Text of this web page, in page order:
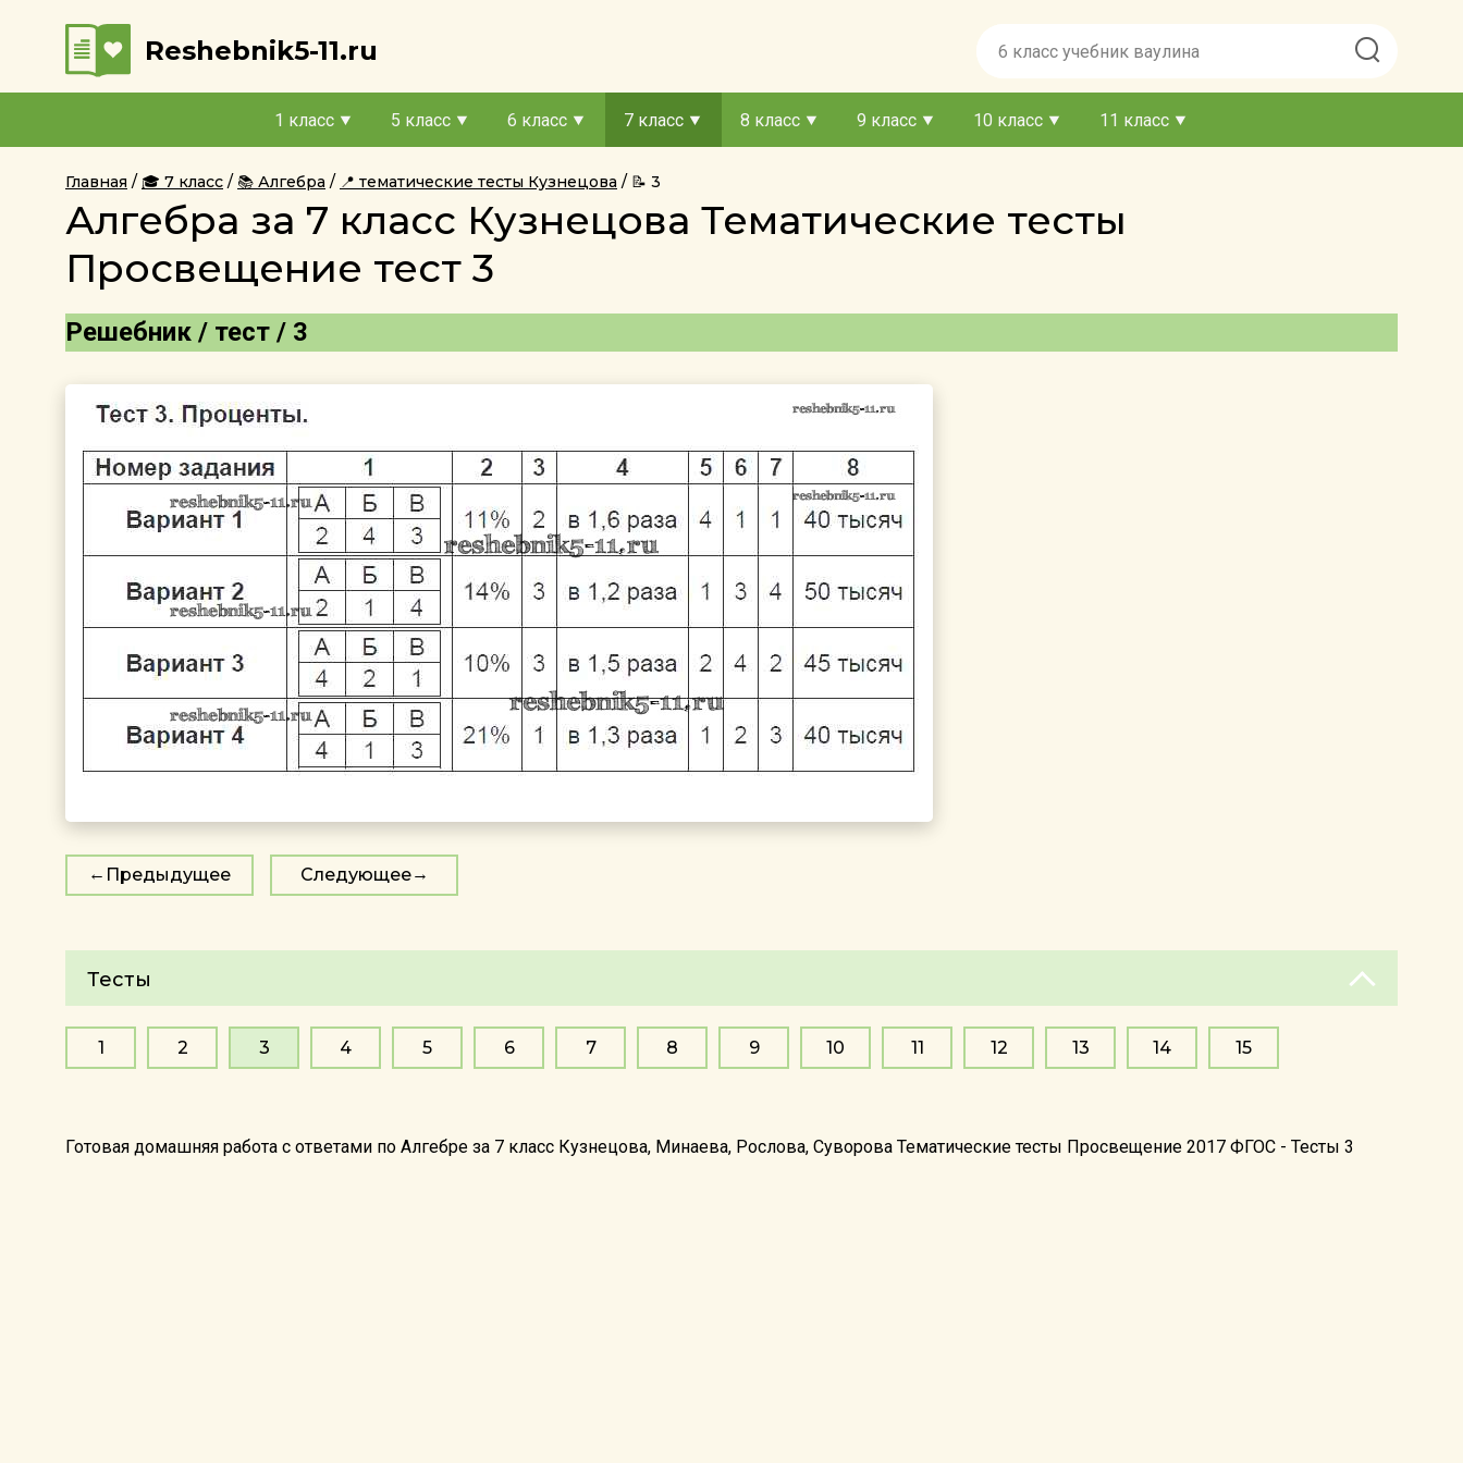
Reshebnik5-11.ru
1 класс 5 класс 6 класс 7 класс 8 класс 9 класс 10 класс 11 класс
Главная 🎓 7 класс 📚 Алгебра 📍 тематические тесты Кузнецова 📝 3
Алгебра за 7 класс Кузнецова Тематические тесты
Просвещение тест 3
Решебник / тест / 3
Предыдущее Следующее
Тесты
1 2 3 4 5 6 7 8 9 10 11 12 13 14 15
Готовая домашняя работа с ответами по Алгебре за 7 класс Кузнецова, Минаева, Рослова, Суворова Тематические тесты Просвещение 2017 ФГОС - Тесты 3